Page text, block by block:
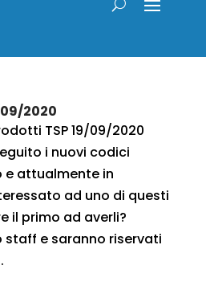
2020
TSP 19/09/2020
i nuovi codici
attualmente in
ad uno di questi
il primo ad averli?
staff e saranno riservati